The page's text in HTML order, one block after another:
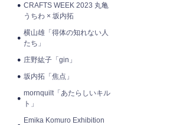
CRAFTS WEEK 2023 丸亀
うちわ × 坂内拓
横山雄「得体の知れない人
たち」
庄野紘子「gin」
坂内拓「焦点」
mornquilt「あたらしいキル
ト」
Emika Komuro Exhibition